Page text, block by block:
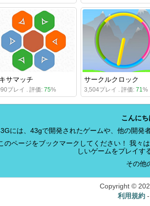
サマッチ
プレイ . 評価: 75%
サークルクロック
3,504プレイ . 評価: 71%
こんにち
には、43gで開発されたゲームや、他の開発
ページをブックマークしてください！ 我
しいゲームをプレイす
その他
Copyright ©
利用規約-